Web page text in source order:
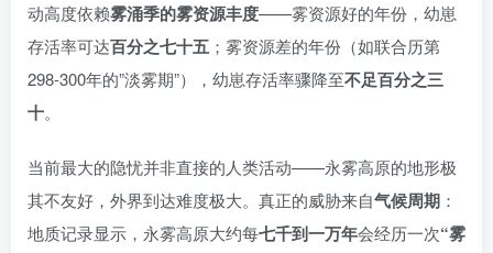
动高度依赖雾涌季的雾资源丰度——雾资源好的年份，幼崽
存活率可达百分之七十五 ；雾资源差的年份（如联合历第
298-300年的”淡雾期”），幼崽存活率骤降至不足百分之三
十。
当前最大的隐忧并非直接的人类活动——永雾高原的地形极
其不友好，外界到达难度极大。真正的威胁来自气候周期 ：
地质记录显示，永雾高原大约每七千到一万年会经历一次“雾